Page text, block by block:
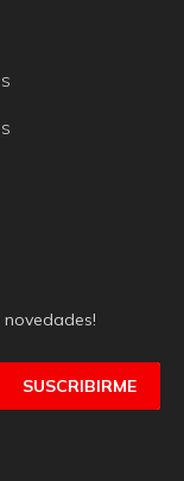
novedades!
SUSCRIBIRME